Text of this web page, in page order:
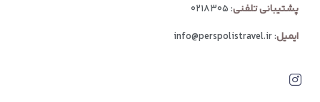
پشتیبانی تلفنی:۰۲۱۸۳۰۵
ایمیل:
info@perspolistravel.ir